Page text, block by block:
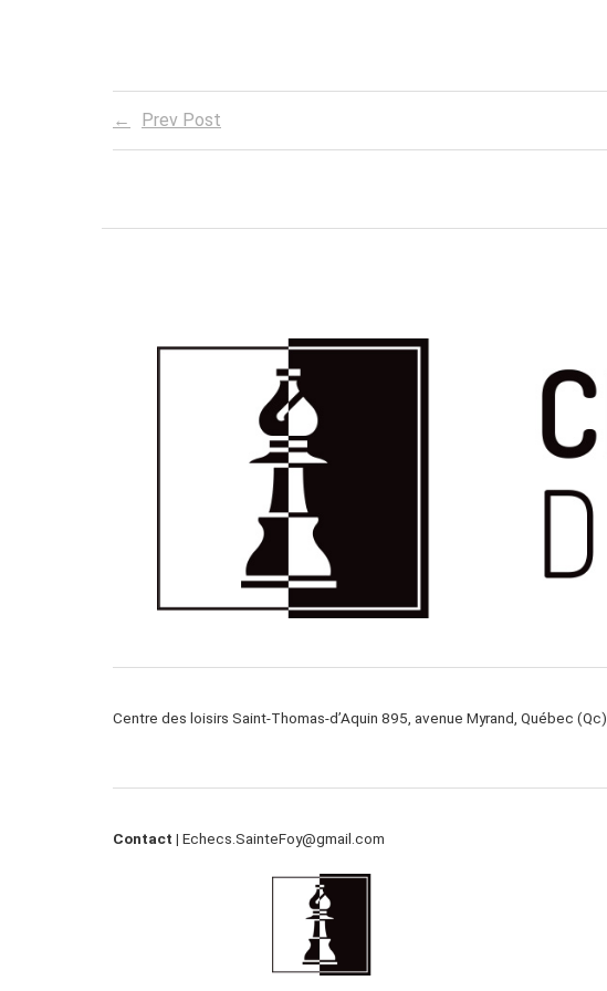
Prev Post
Centre des loisirs Saint-Thomas-d’Aquin 895, avenue Myrand, Québec (Qc)
Contact | Echecs.SainteFoy@gmail.com